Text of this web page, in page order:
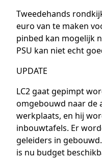
Tweedehands
euro van te maken
pinbed kan mogelijk
PSU kan niet echt
UPDATE
LC2 gaat gepimpt
omgebouwd naar de
werkplaats, en hij
inbouwtafels. Er
geleiders in
is nu budget